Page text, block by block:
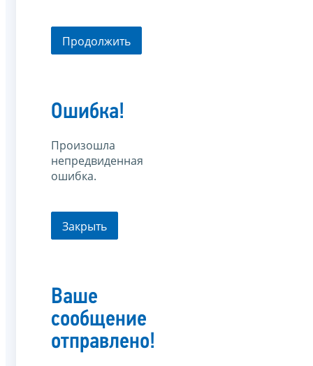
Продолжить
Ошибка!
Произошла
непредвиденная
ошибка.
Закрыть
Ваше
сообщение
отправлено!